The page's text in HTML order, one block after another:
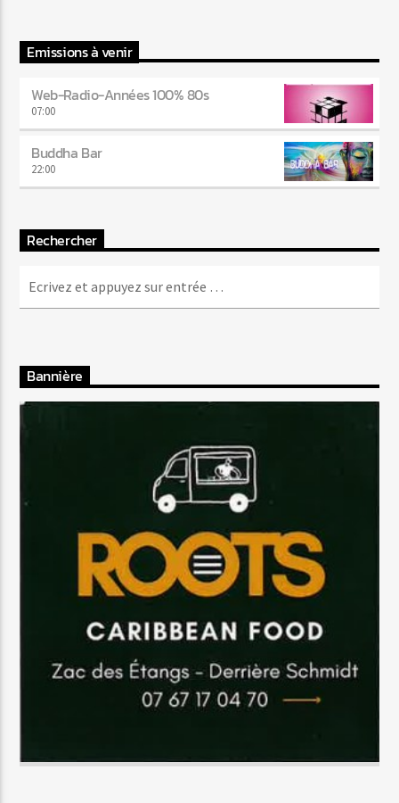
Emissions à venir
Web-Radio-Années 100% 80s
07:00
Buddha Bar
22:00
Rechercher
Bannière